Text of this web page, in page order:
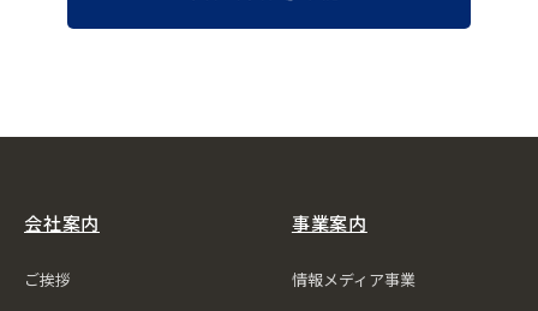
会社案内
ご挨拶
事業案内
情報メディア事業